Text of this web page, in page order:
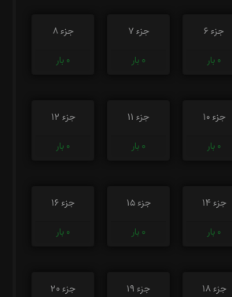
جزء 6
0 بار
جزء 7
0 بار
جزء 8
0 بار
جزء 10
0 بار
جزء 11
0 بار
جزء 12
0 بار
جزء 14
0 بار
جزء 15
0 بار
جزء 16
0 بار
جزء 18
جزء 19
جزء 20